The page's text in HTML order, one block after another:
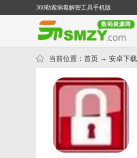
360勒索病毒解密工具手机版
当前位置： 首页 → 安卓下载